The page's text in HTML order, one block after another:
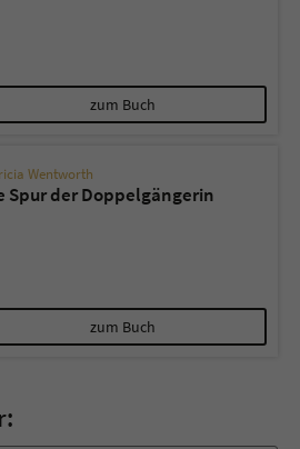
zum Buch
Wentworth
Spur der Doppelgängerin
zum Buch